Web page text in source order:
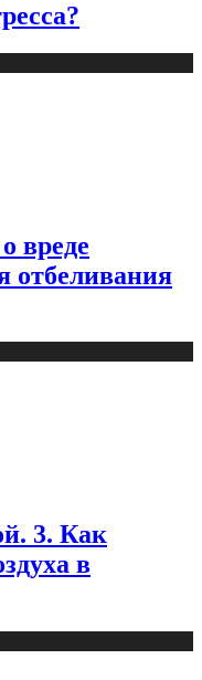
вреде
отбеливания
3. Как
в